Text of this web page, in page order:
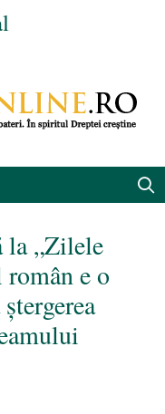
la „Zilele
e o